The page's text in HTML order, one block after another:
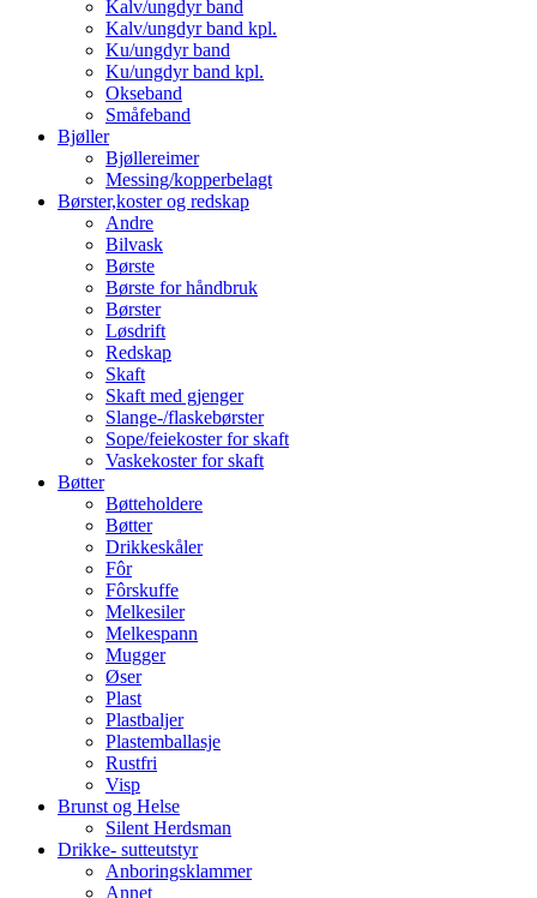
Kalv/ungdyr band
Kalv/ungdyr band kpl.
Ku/ungdyr band
Ku/ungdyr band kpl.
Okseband
Småfeband
Bjøller
Bjøllereimer
Messing/kopperbelagt
Børster,koster og redskap
Andre
Bilvask
Børste
Børste for håndbruk
Børster
Løsdrift
Redskap
Skaft
Skaft med gjenger
Slange-/flaskebørster
Sope/feiekoster for skaft
Vaskekoster for skaft
Bøtter
Bøtteholdere
Bøtter
Drikkeskåler
Fôr
Fôrskuffe
Melkesiler
Melkespann
Mugger
Øser
Plast
Plastbaljer
Plastemballasje
Rustfri
Visp
Brunst og Helse
Silent Herdsman
Drikke- sutteutstyr
Anboringsklammer
Annet